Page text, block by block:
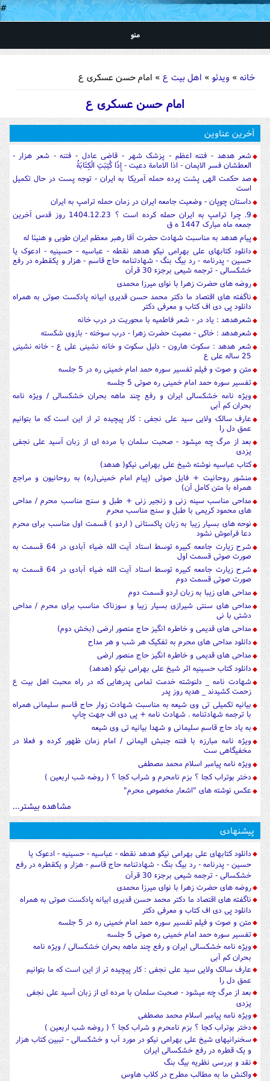
#
منو
خانه » ویدئو » اهل بیت ع » امام حسن عسکری ع
امام حسن عسکری ع
آخرین عناوین
شعر هدهد - فتنه اعظم - پزشک شهر - قاضی عادل - فتنه - شعر هزار -
العطشان فسر الایمان - اذا الامامة دعیت - إِذَا كُتِبَتِ الْكِتَابَةُ
صد حکمت الهی پشت پرده حمله آمریکا به ایران - توجه پست در حال تکمیل
است
داستان چوپان - وضعیت جامعه ایران در زمان حمله ترامپ به ایران
9. چرا ترامپ به ایران حمله کرده است ؟ 1404.12.23 روز قدس آخرین
جمعه ماه مبارک 1447 ه ق
پیام هدهد به مناسبت شهادت حضرت آقا رهبر معظم ایران طوبی و هنیئا له
دانلود کتابهای علی بهرامی نیکو هدهد نقطه - عباسیه - حسینیه - ادعوک یا
حسین - پدرنامه - رد بیگ بنگ - شهادتنامه حاج قاسم - هزار و یکقطره در رفع
خشکسالی - ترجمه شیعی برجزء 30 قرآن
روضه های حضرت زهرا با نوای میرزا محمدی
ناگفته های اقتصاد ما دکتر محمد حسن قدیری ابیانه پادکست صوتی به همراه
دانلود پی دی اف کتاب و معرفی دکتر
شعرهدهد : یاد در - شعر فاطمیه با محوریت در درب خانه
شعرهدهد : خاکی - مصیت حضرت زهرا - درب سوخته - بازوی شکسته
شعر هدهد : سکوت هارون - دلیل سکوت و خانه نشینی علی ع - خانه نشینی
25 ساله علی ع
متن و صوت و فیلم تفسیر سوره حمد امام خمینی ره در 5 جلسه
تفسیر سوره حمد امام خمینی ره صوتی 5 جلسه
ویژه نامه خشکسالی ایران و رفع چند ماهه بحران خشکسالی / ویژه نامه
بحران کم آبی
عارف سالک ولایی سید علی نجفی : کار پیچیده تر از این است که ما بتوانیم
عمق دل را
بعد از مرگ چه میشود - صحبت سلمان با مرده ای از زبان آسید علی نجفی
یزدی
کتاب عباسیه نوشته شیخ علی بهرامی نیکو( هدهد)
منشور روحانیت + فایل صوتی (پیام امام خمینی(ره) به روحانیون و مراجع
همراه با متن کامل آن)
مداحی مناسب سینه زنی و زنجیر زنی + طبل و سنج مناسب محرم / مداحی
های محمود کریمی با طبل و سنج مناسب محرم
نوحه های بسیار زیبا به زبان پاکستانی ( اردو ) قسمت اول مناسب برای محرم
دعا فراموش نشود
شرح زیارت جامعه کبیره توسط استاد آیت الله ضیاء آبادی در 64 قسمت به
صورت صوتی قسمت اول
شرح زیارت جامعه کبیره توسط استاد آیت الله ضیاء آبادی در 64 قسمت به
صورت صوتی قسمت دوم
مداحی های زیبا به زبان اردو قسمت دوم
مداحی های سنتی شیرازی بسیار زیبا و سوزناک مناسب برای محرم / مداحی
دشتی با نی
مداحی های قدیمی و خاطره انگیز حاج منصور ارضی (بخش دوم)
دانلود مداحی های محرم به تفکیک هر شب و هر مداح
مداحی های قدیمی و خاطره انگیز حاج منصور ارضی
دانلود کتاب حسینیه اثر شیخ علی بهرامی نیکو (هدهد)
شهادت نامه _ دلنوشته خدمت تمامی پدرهایی که در راه محبت اهل بیت ع
زحمت کشیدند _ هدیه روز پدر
بیانیه تکمیلی تی وی شیعه به مناسبت شهادت زوار حاج قاسم سلیمانی همراه
با ترجمه شهادتنامه . شهادت نامه + پی دی اف جهت چاپ
به یاد حاج قاسم سلیمانی و شهدا بیانیه تی وی شیعه
ویژه نامه مبارزه با فتنه جنبش الیمانی / امام زمان ظهور کرده و فعلا در
مخفیگاهی ست
ویژه نامه پیامبر اسلام محمد مصطفی
دختر بوتراب کجا ؟ بزم نامحرم و شراب کجا ؟ ( روضه شب اربعین )
عکس نوشته های "اشعار مخصوص محرم"
مشاهده بیشتر...
پیشنهادی
دانلود کتابهای علی بهرامی نیکو هدهد نقطه - عباسیه - حسینیه - ادعوک یا
حسین - پدرنامه - رد بیگ بنگ - شهادتنامه حاج قاسم - هزار و یکقطره در رفع
خشکسالی - ترجمه شیعی برجزء 30 قرآن
روضه های حضرت زهرا با نوای میرزا محمدی
ناگفته های اقتصاد ما دکتر محمد حسن قدیری ابیانه پادکست صوتی به همراه
دانلود پی دی اف کتاب و معرفی دکتر
متن و صوت و فیلم تفسیر سوره حمد امام خمینی ره در 5 جلسه
تفسیر سوره حمد امام خمینی ره صوتی 5 جلسه
ویژه نامه خشکسالی ایران و رفع چند ماهه بحران خشکسالی / ویژه نامه
بحران کم آبی
عارف سالک ولایی سید علی نجفی : کار پیچیده تر از این است که ما بتوانیم
عمق دل را
بعد از مرگ چه میشود - صحبت سلمان با مرده ای از زبان آسید علی نجفی
یزدی
ویژه نامه پیامبر اسلام محمد مصطفی
دختر بوتراب کجا ؟ بزم نامحرم و شراب کجا ؟ ( روضه شب اربعین )
سخنرانیهای شیخ علی بهرامی نیکو در مورد آب و خشکسالی - تببین کتاب هزار
و یک قطره در رفع خشکسالی ایران
نقد و بررسی نظریه بیگ بنگ
واکنش ما به مطالب مطرح در کلاب هاوس